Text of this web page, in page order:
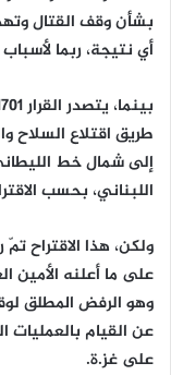
بشأن وقف القتال
أي نتيجة، ربما
طريق اقتلاع السلاح
اللبناني، بحسب
ولكن، هذا الاقتراح
على ما أعلنه الأمين
وهو الرفض المطلق
عن القيام
على غز.ة.